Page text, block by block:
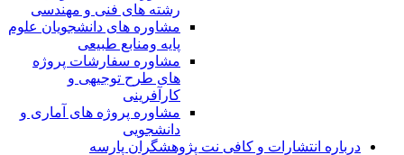
رشته های فنی و مهندسی
مشاوره های دانشجویان علوم
پایه ومنابع طبیعی
مشاوره سفارشات پروژه
های طرح توجیهی و
کارآفرینی
مشاوره پروژه های آماری و
دانشجویی
درباره انتشارات و کافی نت پژوهشگران پارسه